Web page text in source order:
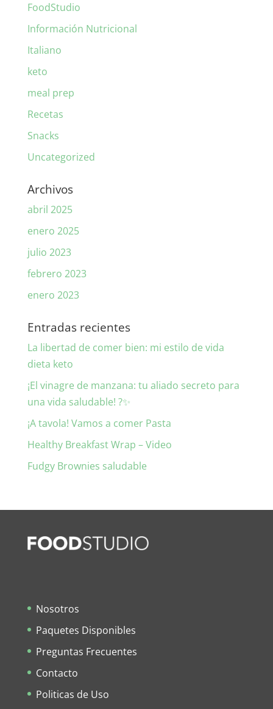
FoodStudio
Información Nutricional
Italiano
keto
meal prep
Recetas
Snacks
Uncategorized
Archivos
abril 2025
enero 2025
julio 2023
febrero 2023
enero 2023
Entradas recientes
La libertad de comer bien: mi estilo de vida
dieta keto
¡El vinagre de manzana: tu aliado secreto para
una vida saludable! ?✨
¡A tavola! Vamos a comer Pasta
Healthy Breakfast Wrap – Video
Fudgy Brownies saludable
Nosotros
Paquetes Disponibles
Preguntas Frecuentes
Contacto
Politicas de Uso